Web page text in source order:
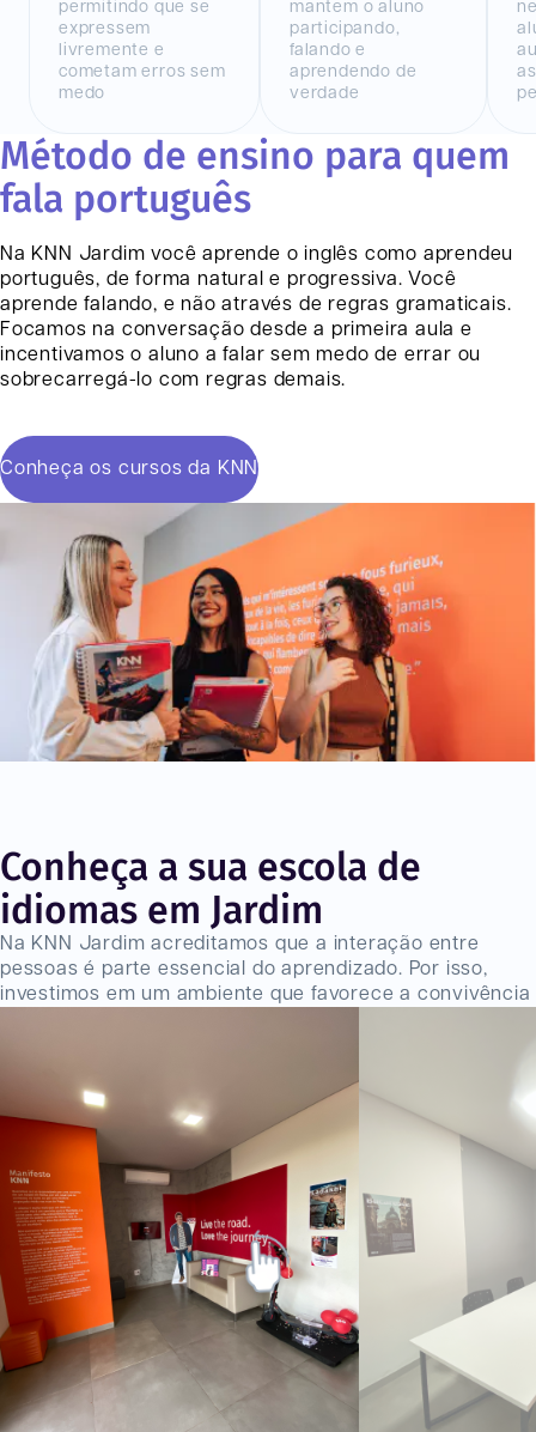
permitindo que se
expressem
livremente e
cometam erros sem
medo
mantem o aluno
participando,
falando e
aprendendo de
verdade
Método de ensino para quem
fala português
Na KNN Jardim você aprende o inglês como aprendeu
português, de forma natural e progressiva. Você
aprende falando, e não através de regras gramaticais.
Focamos na conversação desde a primeira aula e
incentivamos o aluno a falar sem medo de errar ou
sobrecarregá-lo com regras demais.
Conheça os cursos da KNN
Conheça a sua escola de
idiomas em Jardim
Na KNN Jardim acreditamos que a interação entre
pessoas é parte essencial do aprendizado. Por isso,
investimos em um ambiente que favorece a convivência